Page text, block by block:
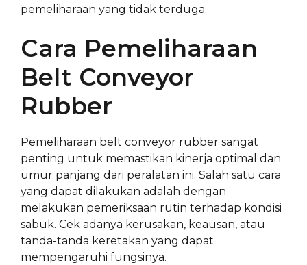
pemeliharaan yang tidak terduga.
Cara Pemeliharaan
Belt Conveyor
Rubber
Pemeliharaan belt conveyor rubber sangat
penting untuk memastikan kinerja optimal dan
umur panjang dari peralatan ini. Salah satu cara
yang dapat dilakukan adalah dengan
melakukan pemeriksaan rutin terhadap kondisi
sabuk. Cek adanya kerusakan, keausan, atau
tanda-tanda keretakan yang dapat
mempengaruhi fungsinya.